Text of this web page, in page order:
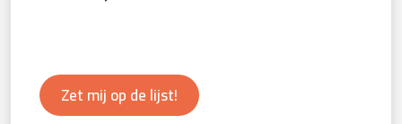
Zet mij op de lijst!